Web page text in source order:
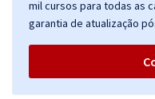
mil cursos para todas as
garantia de atualização